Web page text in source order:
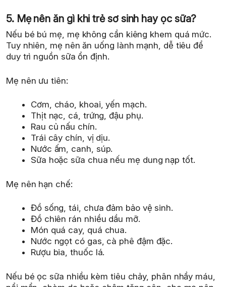
5. Mẹ nên ăn gì khi trẻ sơ sinh hay ọc sữa?
Nếu bé bú mẹ, mẹ không cần kiêng khem quá mức.
Tuy nhiên, mẹ nên ăn uống lành mạnh, dễ tiêu để
duy trì nguồn sữa ổn định.
Mẹ nên ưu tiên:
Cơm, cháo, khoai, yến mạch.
Thịt nạc, cá, trứng, đậu phụ.
Rau củ nấu chín.
Trái cây chín, vị dịu.
Nước ấm, canh, súp.
Sữa hoặc sữa chua nếu mẹ dung nạp tốt.
Mẹ nên hạn chế:
Đồ sống, tái, chưa đảm bảo vệ sinh.
Đồ chiên rán nhiều dầu mỡ.
Món quá cay, quá chua.
Nước ngọt có gas, cà phê đậm đặc.
Rượu bia, thuốc lá.
Nếu bé ọc sữa nhiều kèm tiêu chảy, phân nhầy máu,